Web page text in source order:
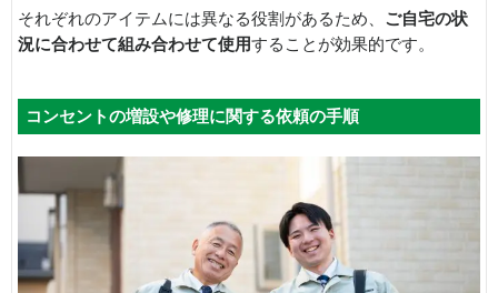
それぞれのアイテムには異なる役割があるため、 ご自宅の状
況に合わせて組み合わせて使用することが効果的です。
コンセントの増設や修理に関する依頼の手順